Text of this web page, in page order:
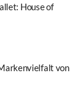
House of
von